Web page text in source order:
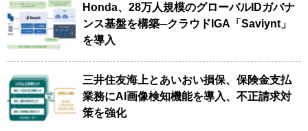
Honda、28万人規模のグローバルIDガバナ
ンス基盤を構築─クラウドIGA「Saviynt」
を導入
三井住友海上とあいおい損保、保険金支払
業務にAI画像検知機能を導入、不正請求対
策を強化